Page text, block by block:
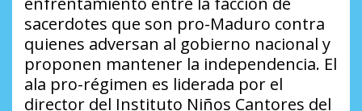
sacerdotes que son pro-Maduro contra
quienes adversan al gobierno nacional y
proponen mantener la independencia. El
ala pro-régimen es liderada por el
director del Instituto Niños Cantores del